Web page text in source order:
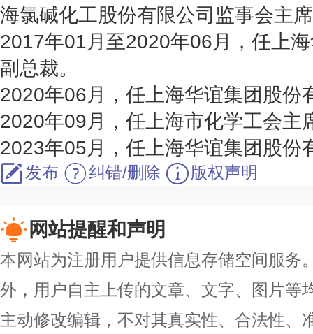
海氯碱化工股份有限公司监事会主
2017年01月至2020年06月，任上
副总裁。
2020年06月，任上海华谊集团股份
2020年09月，任上海市化学工会主
2023年05月，任上海华谊集团股份
发布 纠错/删除 版权声明
网站提醒和声明
本网站为注册用户提供信息存储空间服务
外，用户自主上传的文章、文字、图片等
主动修改编辑，不对其真实性、合法性、